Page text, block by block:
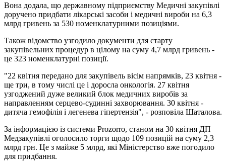
Вона додала, що державному підприємству Медичні закупівлі
доручено придбати лікарські засоби і медичні вироби на 6,3
млрд гривень за 530 номенклатурними позиціями.
Також відомство узгодило документи для старту
закупівельних процедур в цілому на суму 4,7 млрд гривень -
це 323 номенклатурні позиції.
"22 квітня передано для закупівель вісім напрямків, 23 квітня -
ще три, в тому числі це і доросла онкологія. 27 квітня
узгоджений дуже великий блок медичних виробів за
направленням серцево-судинні захворювання. 30 квітня -
дитяча гемофілія і легенева гіпертензія", - розповіла Шаталова.
За інформацією із системи Prozorro, станом на 30 квітня ДП
Медзакупівлі оголосило торги щодо 109 позицій на суму 2,3
млрд грн. Це з майже 5 млрд, які Міністерство вже погодило
для придбання.